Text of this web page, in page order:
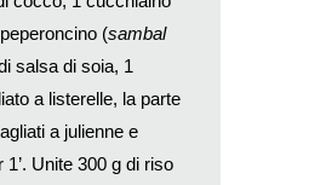
(sambal
salsa di soia, 1
a listerelle, la parte
a julienne e
Unite 300 g di riso